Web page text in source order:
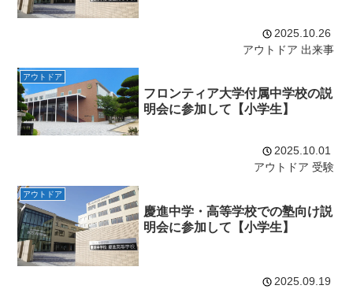
2025.10.26
アウトドア 出来事
アウトドア
フロンティア大学付属中学校の説
明会に参加して【小学生】
2025.10.01
アウトドア 受験
アウトドア
慶進中学・高等学校での塾向け説
明会に参加して【小学生】
2025.09.19